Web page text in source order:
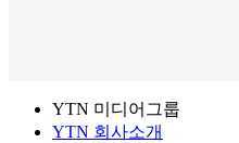
YTN 미디어그룹
YTN 회사소개